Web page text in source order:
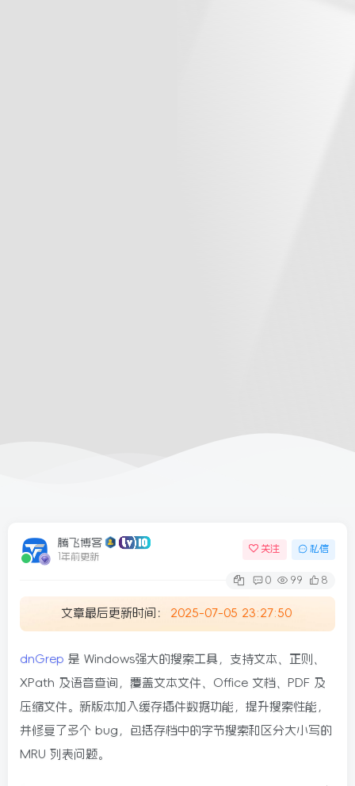
腾飞博客
1年前更新
关注 私信
0 99 8
文章最后更新时间： 2025-07-05 23:27:50
dnGrep 是 Windows强大的搜索工具，支持文本、正则、
XPath 及语音查询，覆盖文本文件、Office 文档、PDF 及
压缩文件。新版本加入缓存插件数据功能，提升搜索性能，
并修复了多个 bug，包括存档中的字节搜索和区分大小写的
MRU 列表问题。